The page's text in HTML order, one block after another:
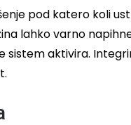
pod katero koli
lahko varno
aktivira.